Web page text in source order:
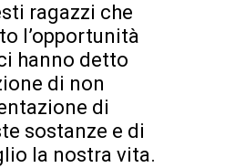
ragazzi che
l’opportunità
hanno detto
di non
di
sostanze e di
la nostra vita.